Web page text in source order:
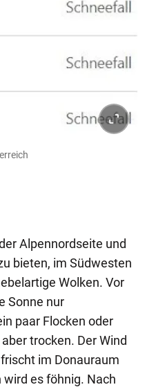
Alpennordseite und
bieten, im Südwesten
Wolken. Vor
Sonne nur
paar Flocken oder
trocken. Der Wind
im Donauraum
wird es föhnig. Nach